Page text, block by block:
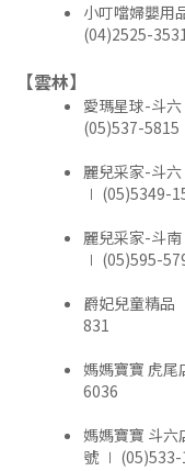
小叮噹婦嬰用
(04)2525-
【雲林】
愛瑪星球-斗
(05)537-5815
麗兒采家-斗
∣ (05)5349-
麗兒采家-斗
∣ (05)595-
爵妃兒童精
831
媽媽寶寶 虎
6036
媽媽寶寶 斗
號 ∣ (05)533-